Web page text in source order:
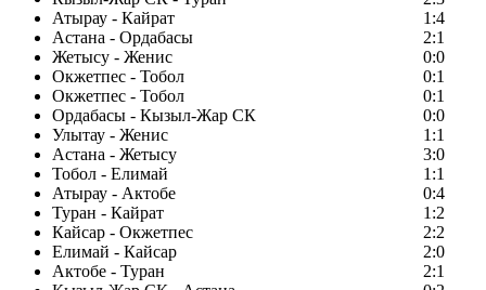
Атырау - Кайрат
1:4
Астана - Ордабасы
2:1
Жетысу - Женис
0:0
Окжетпес - Тобол
0:1
Окжетпес - Тобол
0:1
Ордабасы - Кызыл-Жар СК
0:0
Улытау - Женис
1:1
Астана - Жетысу
3:0
Тобол - Елимай
1:1
Атырау - Актобе
0:4
Туран - Кайрат
1:2
Кайсар - Окжетпес
2:2
Елимай - Кайсар
2:0
Актобе - Туран
2:1